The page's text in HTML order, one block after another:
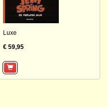
Luxe
€ 59,95